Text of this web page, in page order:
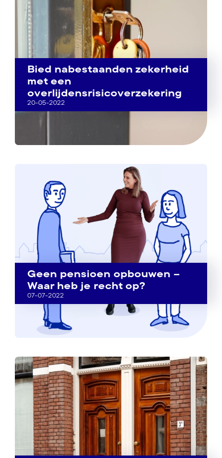
Bied nabestaanden zekerheid
met een
overlijdensrisicoverzekering
20-05-2022
Geen pensioen opbouwen –
Waar heb je recht op?
07-07-2022